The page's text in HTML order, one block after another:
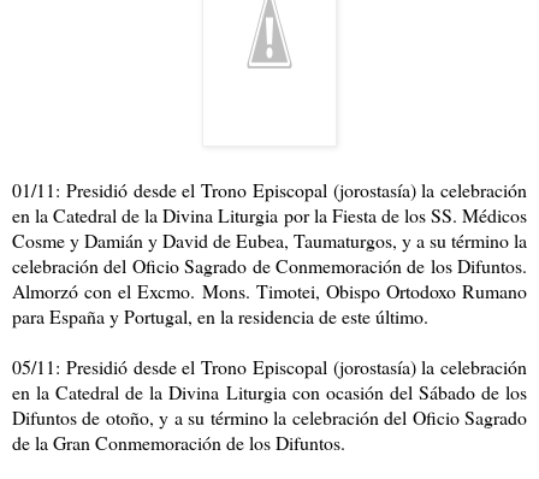
01/11: Presidió desde el Trono Episcopal (jorostasía) la celebración
en la Catedral de la Divina Liturgia por la Fiesta de los SS. Médicos
Cosme y Damián y David de Eubea, Taumaturgos, y a su término la
celebración del Oficio Sagrado de Conmemoración de los Difuntos.
Almorzó con el Excmo. Mons. Timotei, Obispo Ortodoxo Rumano
para España y Portugal, en la residencia de este último.
05/11: Presidió desde el Trono Episcopal (jorostasía) la celebración
en la Catedral de la Divina Liturgia con ocasión del Sábado de los
Difuntos de otoño, y a su término la celebración del Oficio Sagrado
de la Gran Conmemoración de los Difuntos.